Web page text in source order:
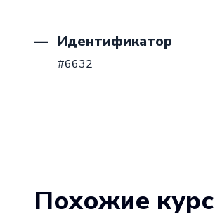
Идентификатор
#6632
Похожие